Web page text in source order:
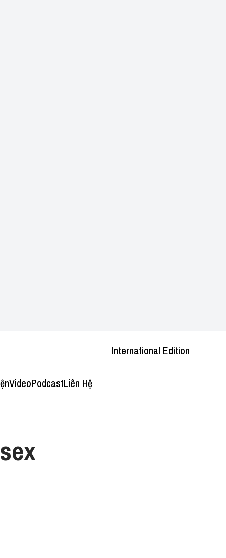
International Edition
VideoPodcastLiên Hệ